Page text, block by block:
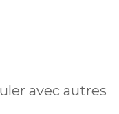
avec autres